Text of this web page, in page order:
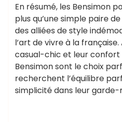
En résumé, les Bensimon
plus qu’une simple paire
des alliées de style
l’art de vivre à la
casual-chic et leur confort
Bensimon sont le choix
recherchent l’équilibre
simplicité dans leur garde-